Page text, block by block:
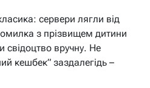
сервери лягли від
з прізвищем дитини
свідоцтво вручну. Не
кешбек” заздалегідь –